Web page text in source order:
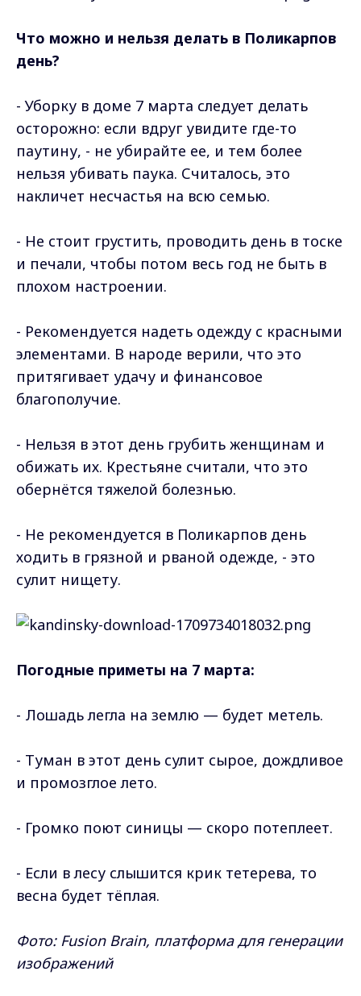
Что можно и нельзя делать в Поликарпов
день?
- Уборку в доме 7 марта следует делать
осторожно: если вдруг увидите где-то
паутину, - не убирайте ее, и тем более
нельзя убивать паука. Считалось, это
накличет несчастья на всю семью.
- Не стоит грустить, проводить день в тоске
и печали, чтобы потом весь год не быть в
плохом настроении.
- Рекомендуется надеть одежду с красными
элементами. В народе верили, что это
притягивает удачу и финансовое
благополучие.
- Нельзя в этот день грубить женщинам и
обижать их. Крестьяне считали, что это
обернётся тяжелой болезнью.
- Не рекомендуется в Поликарпов день
ходить в грязной и рваной одежде, - это
сулит нищету.
Погодные приметы на 7 марта:
- Лошадь легла на землю — будет метель.
- Туман в этот день сулит сырое, дождливое
и промозглое лето.
- Громко поют синицы — скоро потеплеет.
- Если в лесу слышится крик тетерева, то
весна будет тёплая.
Фото: Fusion Brain, платформа для генерации
изображений